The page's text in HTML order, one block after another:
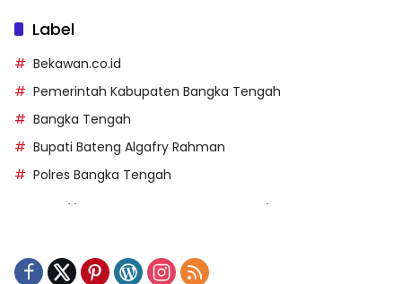
Label
Bekawan.co.id
Pemerintah Kabupaten Bangka Tengah
Bangka Tengah
Bupati Bateng Algafry Rahman
Polres Bangka Tengah
https://kecsitim.sitarokab.go.id/